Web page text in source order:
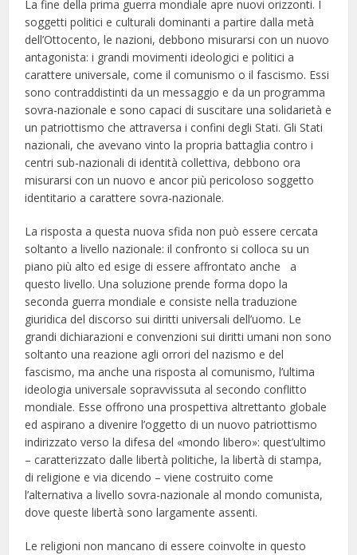
La fine della prima guerra mondiale apre nuovi orizzonti. I
soggetti politici e culturali dominanti a partire dalla metà
dell’Ottocento, le nazioni, debbono misurarsi con un nuovo
antagonista: i grandi movimenti ideologici e politici a
carattere universale, come il comunismo o il fascismo. Essi
sono contraddistinti da un messaggio e da un programma
sovra-nazionale e sono capaci di suscitare una solidarietà e
un patriottismo che attraversa i confini degli Stati. Gli Stati
nazionali, che avevano vinto la propria battaglia contro i
centri sub-nazionali di identità collettiva, debbono ora
misurarsi con un nuovo e ancor più pericoloso soggetto
identitario a carattere sovra-nazionale.
La risposta a questa nuova sfida non può essere cercata
soltanto a livello nazionale: il confronto si colloca su un
piano più alto ed esige di essere affrontato anche a
questo livello. Una soluzione prende forma dopo la
seconda guerra mondiale e consiste nella traduzione
giuridica del discorso sui diritti universali dell’uomo. Le
grandi dichiarazioni e convenzioni sui diritti umani non sono
soltanto una reazione agli orrori del nazismo e del
fascismo, ma anche una risposta al comunismo, l’ultima
ideologia universale sopravvissuta al secondo conflitto
mondiale. Esse offrono una prospettiva altrettanto globale
ed aspirano a divenire l’oggetto di un nuovo patriottismo
indirizzato verso la difesa del «mondo libero»: quest’ultimo
– caratterizzato dalle libertà politiche, la libertà di stampa,
di religione e via dicendo – viene costruito come
l’alternativa a livello sovra-nazionale al mondo comunista,
dove queste libertà sono largamente assenti.
Le religioni non mancano di essere coinvolte in questo